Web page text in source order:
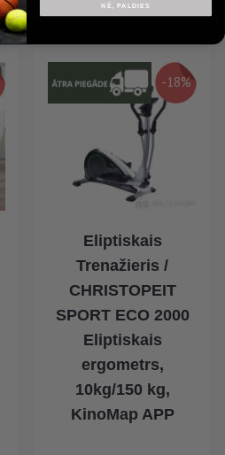
-18%
Eliptiskais
Trenažieris /
CHRISTOPEIT
SPORT ECO 2000
Eliptiskais
ergometrs,
10kg/150 kg,
KinoMap APP
NĒ, PALDIES